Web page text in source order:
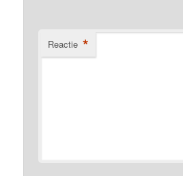
Reactie *